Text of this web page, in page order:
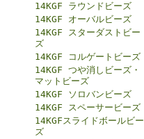
14KGF ラウンドビーズ
14KGF オーバルビーズ
14KGF スターダストビー
ズ
14KGF コルゲートビーズ
14KGF つや消しビーズ・
マットビーズ
14KGF ソロバンビーズ
14KGF スペーサービーズ
14KGFスライドボールビー
ズ